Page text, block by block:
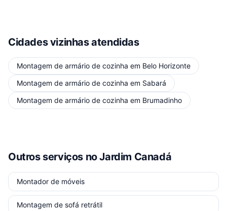
Cidades vizinhas atendidas
Montagem de armário de cozinha em Belo Horizonte
Montagem de armário de cozinha em Sabará
Montagem de armário de cozinha em Brumadinho
Outros serviços no Jardim Canadá
Montador de móveis
Montagem de sofá retrátil